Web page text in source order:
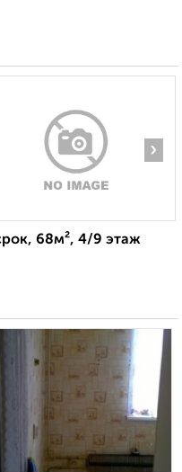
›
68м², 4/9 этаж